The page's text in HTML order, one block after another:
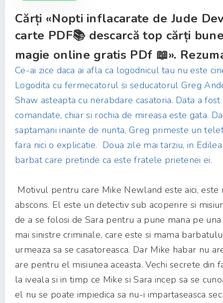
Cărți «Nopti inflacarate de Jude
carte PDF📚 descarcă top cărți
magie online gratis PDf 📖».
Ce-ai zice daca ai afla ca logodnicul tau nu este
Logodita cu fermecatorul si seducatorul Greg
Shaw asteapta cu nerabdare casatoria. Data a
comandate, chiar si rochia de mireasa este gata.
saptamani inainte de nunta, Greg primeste un
fara nici o explicatie. Doua zile mai tarziu, in
barbat care pretinde ca este fratele prietenei ei.
Motivul pentru care Mike Newland este aici, este
abscons. El este un detectiv sub acoperire si
de a se folosi de Sara pentru a pune mana pe
mai sinistre criminale, care este si mama
urmeaza sa se casatoreasca. Dar Mike habar nu
are pentru el misiunea aceasta. Vechi secrete din
la iveala si in timp ce Mike si Sara incep sa se
el nu se poate impiedica sa nu-i impartaseasca